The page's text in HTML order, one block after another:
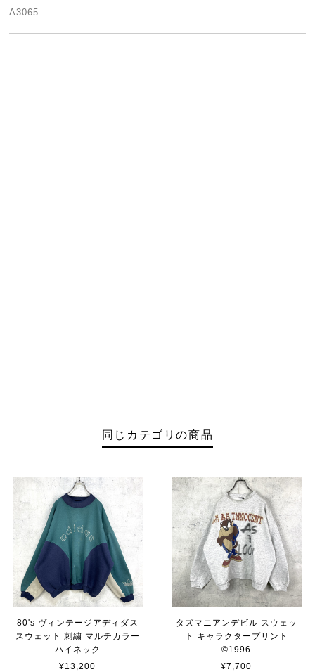
A3065
同じカテゴリの商品
80's ヴィンテージアディダス
スウェット 刺繍 マルチカラー
ハイネック
¥13,200
タズマニアンデビル スウェッ
ト キャラクタープリント
©︎1996
¥7,700